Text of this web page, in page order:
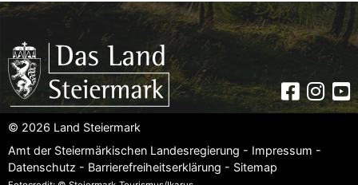
© 2026 Land Steiermark
Amt der Steiermärkischen Landesregierung - Impressum -
Datenschutz - Barrierefreiheitserklärung - Sitemap